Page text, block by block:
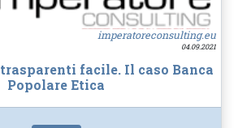
imperatoreconsulting.eu
04.09.2021
trasparenti facile. Il caso Banca
Popolare Etica